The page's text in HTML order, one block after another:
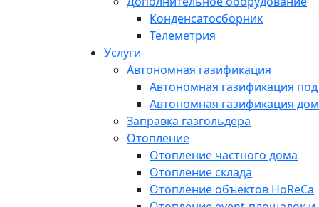
Конденсатосборник
Телеметрия
Услуги
Автономная газификация
Автономная газификация
Автономная газификация
Заправка газгольдера
Отопление
Отопление частного дома
Отопление склада
Отопление объектов HoReCa